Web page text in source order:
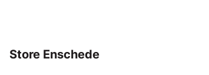
Store Enschede